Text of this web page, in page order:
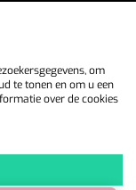
om
te tonen en om u een
over de cookies